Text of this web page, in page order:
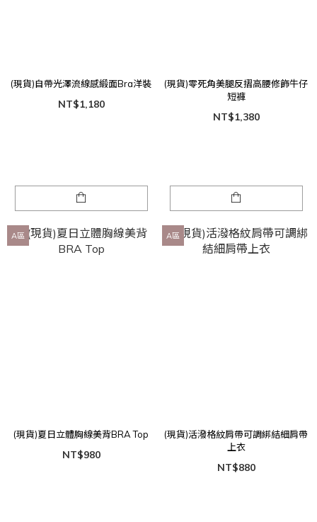
(現貨)自帶光澤流線感緞面Bra洋裝
NT$1,180
(現貨)零死角美腿反摺高腰修飾牛仔
短褲
NT$1,380
A區
(現貨)夏日立體胸線美背BRA Top
NT$980
A區
(現貨)活潑格紋肩帶可調綁結細肩帶
上衣
NT$880